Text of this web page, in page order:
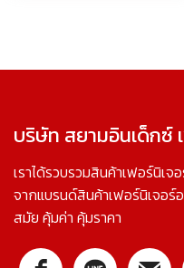
บริษัท สยามอินเด็กซ์
เราได้รวบรวมสินค้าเฟอร์นิเ
จากแบรนด์สินค้าเฟอร์นิเจ
สมัย คุ้มค่า คุ้มราคา